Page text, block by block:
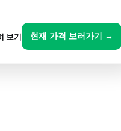
보기 현재 가격 보러가기 →